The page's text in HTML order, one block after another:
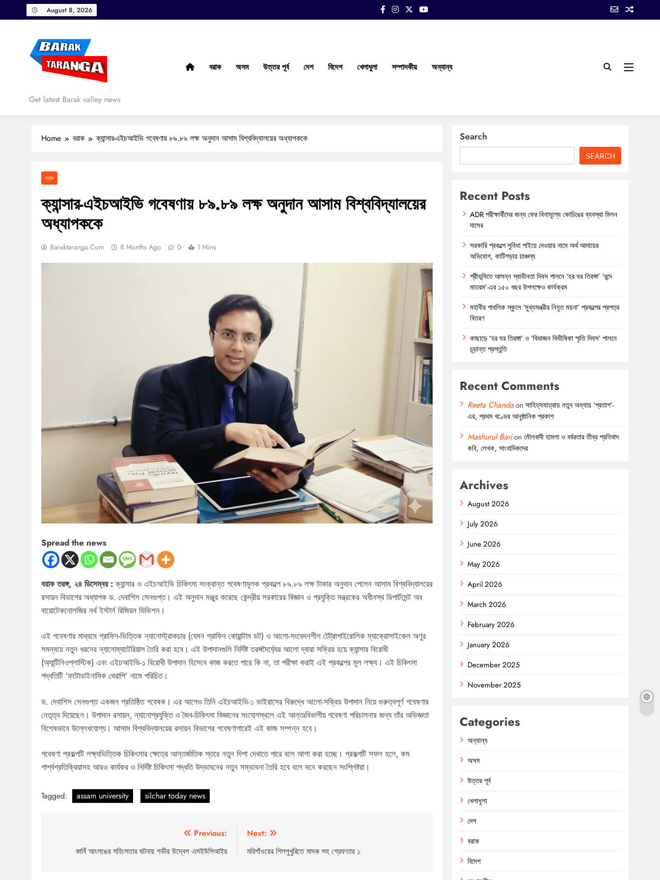
to
August 8, 2026
Barak Taranga
Get latest Barak valley news
বরাক অসম উত্তর পূর্ব দেশ বিদেশ খেলাধুলা সম্পাদকীয় অন্যান্য
Home বরাক ক্যান্সার-এইচআইভি গবেষণায় ৮৯.৮৯ লক্ষ অনুদান আসাম বিশ্ববিদ্যালয়ের অধ্যাপককে
বরাক
ক্যান্সার-এইচআইভি গবেষণায় ৮৯.৮৯ লক্ষ অনুদান আসাম বিশ্ববিদ্যালয়ের
অধ্যাপককে
Baraktaranga.com 8 Months Ago 0 1 Mins
Spread the news
বরাক তরঙ্গ, ২৪ ডিসেম্বর :ক্যান্সার ও এইচআইভি চিকিৎসা সংক্রান্ত গবেষণামূলক প্রকল্পে ৮৯.৮৯ লক্ষ টাকার অনুদান পেলেন আসাম বিশ্ববিদ্যালয়ের
রসায়ন বিভাগের অধ্যাপক ড. দেবাশিস সেনগুপ্ত। এই অনুদান মঞ্জুর করেছে কেন্দ্রীয় সরকারের বিজ্ঞান ও প্রযুক্তি মন্ত্রকের অধীনস্থ ডিপার্টমেন্ট অব
বায়োটেকনোলজির নর্থ ইস্টার্ন রিজিয়ন ডিভিশন।
এই গবেষণার মাধ্যমে গ্রাফিন-ভিত্তিক ন্যানোস্ট্রাকচার (যেমন গ্রাফিন কোয়ান্টাম ডট) ও আলো-সংবেদনশীল টেট্রাপাইরোলিক ম্যাক্রোসাইকেল অণুর
সমন্বয়ে নতুন ধরনের ন্যানোম্যাটেরিয়াল তৈরি করা হবে। এই উপাদানগুলি নির্দিষ্ট তরঙ্গদৈর্ঘ্যের আলো দ্বারা সক্রিয় হয়ে ক্যান্সার বিরোধী
(অ্যান্টিনিওপ্লাস্টিক) এবং এইচআইভি-১ বিরোধী উপাদান হিসেবে কাজ করতে পারে কি না, তা পরীক্ষা করাই এই প্রকল্পের মূল লক্ষ্য। এই চিকিৎসা
পদ্ধতিটি ‘ফটোডাইনামিক থেরাপি’ নামে পরিচিত।
ড. দেবাশিস সেনগুপ্ত একজন প্রতিষ্ঠিত গবেষক। এর আগেও তিনি এইচআইভি-১ ভাইরাসের বিরুদ্ধে আলো-সক্রিয় উপাদান নিয়ে গুরুত্বপূর্ণ গবেষণার
নেতৃত্ব দিয়েছেন। উপাদান রসায়ন, ন্যানোপ্রযুক্তি ও জৈব-চিকিৎসা বিজ্ঞানের সংযোগস্থলে এই আন্তঃবিভাগীয় গবেষণা পরিচালনার জন্য তাঁর অভিজ্ঞতা
বিশেষভাবে উল্লেখযোগ্য। আসাম বিশ্ববিদ্যালয়ের রসায়ন বিভাগের গবেষণাগারেই এই কাজ সম্পন্ন হবে।
গবেষণা প্রকল্পটি লক্ষ্যভিত্তিক চিকিৎসার ক্ষেত্রে আন্তর্জাতিক স্তরে নতুন দিশা দেখাতে পারে বলে আশা করা হচ্ছে। প্রকল্পটি সফল হলে, কম
পার্শ্বপ্রতিক্রিয়াসহ আরও কার্যকর ও নির্দিষ্ট চিকিৎসা পদ্ধতি উদ্ভাবনের নতুন সম্ভাবনা তৈরি হবে বলে মনে করছেন সংশ্লিষ্টরা।
Tagged: assam university silchar today news
navigation
Previous:
কার্বি আংলঙের সহিংসতার ঘটনায় গভীর উদ্বেগ এসইউসিআইর
Next:
মরিগাঁওয়ের শিলপুখুরিতে মাদক সহ গ্রেফতার ১
Search
SEARCH
Recent Posts
ADR পরীক্ষার্থীদের জন্য ফের বিনামূল্যে কোচিঙের ব্যবস্থা মিলন
দাসের
সরকারি প্রকল্পে সুবিধা পাইয়ে দেওয়ার নামে অর্থ আদায়ের
অভিযোগ, কাটিগড়ায় চাঞ্চল্য
শ্রীভূমিতে আসন্ন স্বাধীনতা দিবস পালনে ‘হর ঘর তিরঙ্গা’ ‘বন্দে
মাতরম’-এর ১৫০ বছর উপলক্ষেও কার্যক্রম
মহাবীর পাবলিক স্কুলে ‘মুখ্যমন্ত্রীর নিযুত ময়না’ প্রকল্পের প্রপত্র
বিতরণ
কাছাড়ে ‘হর ঘর তিরঙ্গা’ ও ‘বিভাজন বিভীষিকা স্মৃতি দিবস’ পালনে
চূড়ান্ত প্রস্তুতি
Recent Comments
Reeta Chandaonসাহিত্যযাত্রায় নতুন অধ্যায় ‘প্রতাপ’-
এর, প্রথম খণ্ডের আনুষ্ঠানিক প্রকাশ
Mashurul Barionমৌলবাদী হামলা ও বর্বরতার তীব্র প্রতিবাদ
কবি, লেখক, সাংবাদিকদের
Archives
August 2026
July 2026
June 2026
May 2026
April 2026
March 2026
February 2026
January 2026
December 2025
November 2025
Categories
অন্যান্য
অসম
উত্তর পূর্ব
খেলাধুলা
দেশ
বরাক
বিদেশ